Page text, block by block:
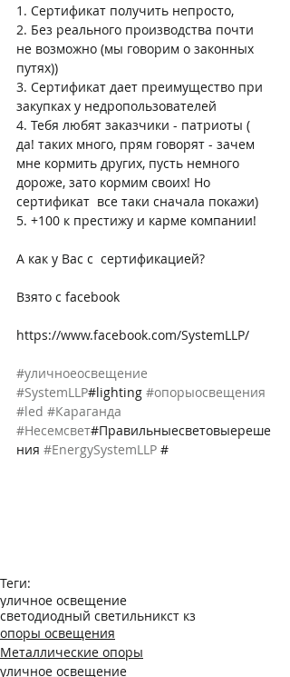
1. Сертификат получить непросто,
2. Без реального производства почти
не возможно (мы говорим о законных
путях))
3. Сертификат дает преимущество при
закупках у недропользователей
4. Тебя любят заказчики - патриоты (
да! таких много, прям говорят - зачем
мне кормить других, пусть немного
дороже, зато кормим своих! Но
сертификат  все таки сначала покажи)
5. +100 к престижу и карме компании!
А как у Вас с  сертификацией?
Взято с facebook
https://www.facebook.com/SystemLLP/
#уличноеосвещение
#SystemLLP#lighting #опорыосвещения
#led #Караганда
#Несемсвет#Правильныесветовыереше
ния #EnergySystemLLP #
Теги:
уличное освещение
светодиодный светильникст кз
опоры освещения
Металлические опоры
уличное освещение